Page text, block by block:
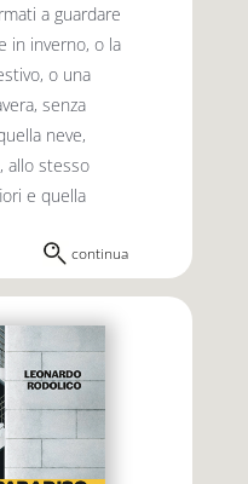
a guardare
in inverno, o la
o una
senza
neve,
allo stesso
e quella
continua